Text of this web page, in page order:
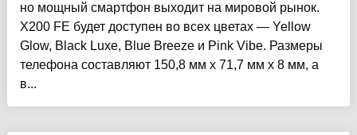
но мощный смартфон выходит на мировой рынок.
X200 FE будет доступен во всех цветах — Yellow
Glow, Black Luxe, Blue Breeze и Pink Vibe. Размеры
телефона составляют 150,8 мм x 71,7 мм x 8 мм, а
в...